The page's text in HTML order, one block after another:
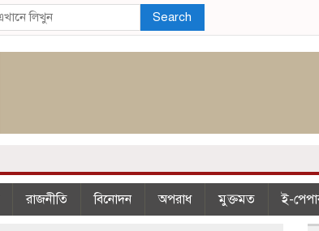
Search
রাজনীতি বিনোদন অপরাধ মুক্তমত ই-